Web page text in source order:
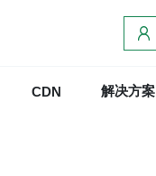
CDN 解决方案